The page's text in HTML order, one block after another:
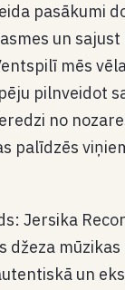
pasākumi
un sajust
mēs
pilnveidot
no
palīdzēs
Jersika
džeza
un